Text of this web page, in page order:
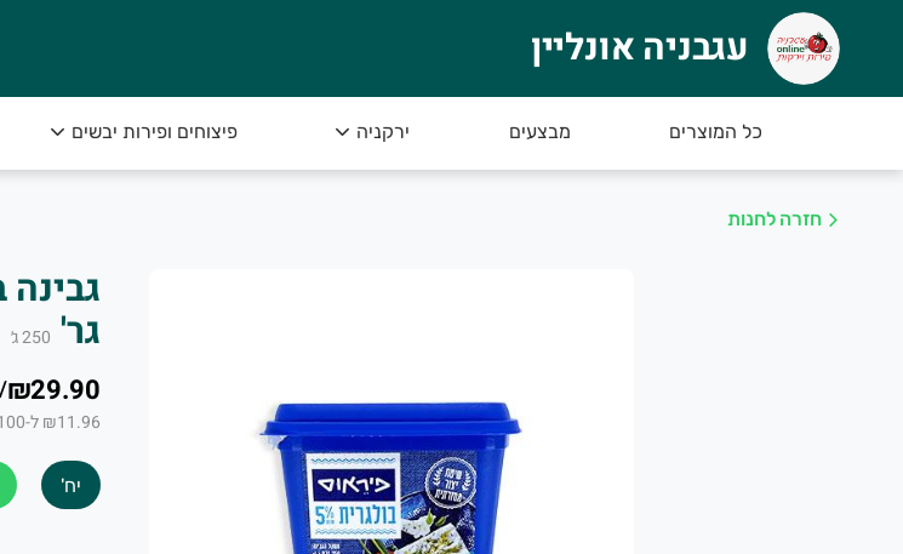
עגבניה אונליין
אנו נכין את הזמנתכם בקפדנות כדי שתוכלו להנות מתוצרת בריאה ומובחרת עד הבית.
ניתן ליצור איתנו קשר בטלפון:
מבחר עשיר ומשובח של ירקות ופירות טריים שאנחנו מביאים כל יום היישר מהשדה. מאות לקוחותינו נהנים
עגבניה אונליין
כל המוצרים מבצעים ירקניה פיצוחים ופירות יבשים
חזרה לחנות
גר' 250ג׳
₪29.90
/
₪11.96 ל-100 ג׳
יח'